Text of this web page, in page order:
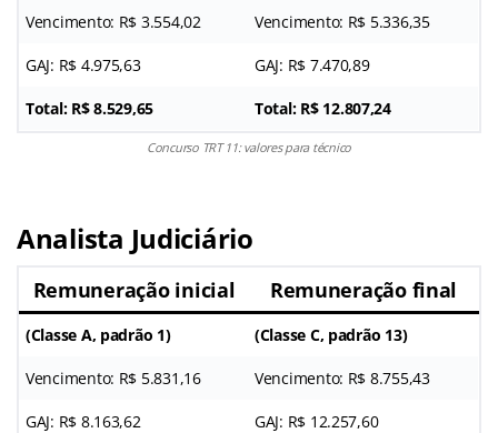
Vencimento: R$ 3.554,02 Vencimento: R$ 5.336,35
GAJ: R$ 4.975,63 GAJ: R$ 7.470,89
Total: R$ 8.529,65 Total: R$ 12.807,24
Concurso TRT 11: valores para técnico
Analista Judiciário
Remuneração inicial Remuneração final
(Classe A, padrão 1) (Classe C, padrão 13)
Vencimento: R$ 5.831,16 Vencimento: R$ 8.755,43
GAJ: R$ 8.163,62 GAJ: R$ 12.257,60